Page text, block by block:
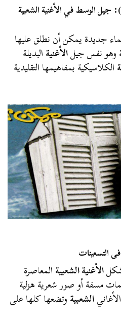
ملف الأغنية الشعبية في مصر (8): جيل الوسط في الأغنية الشعبية
جديدة يمكن أن نطلق عليها
وهو نفس جيلالأغنيةالبديلة
الكلاسيكية بمفاهيمها التقليدية
التسعينات
شكلالأغنية الشعبيةالمعاصرة
مسفة أو صور شعرية هزلية
الشعبيةوتضعها كلها على